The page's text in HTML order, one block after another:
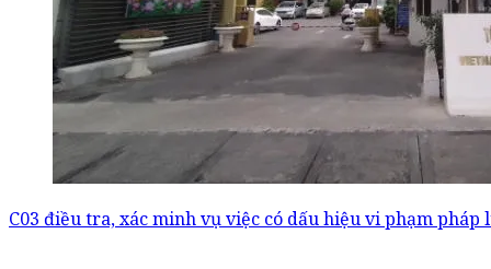
C03 điều tra, xác minh vụ việc có dấu hiệu vi phạm pháp